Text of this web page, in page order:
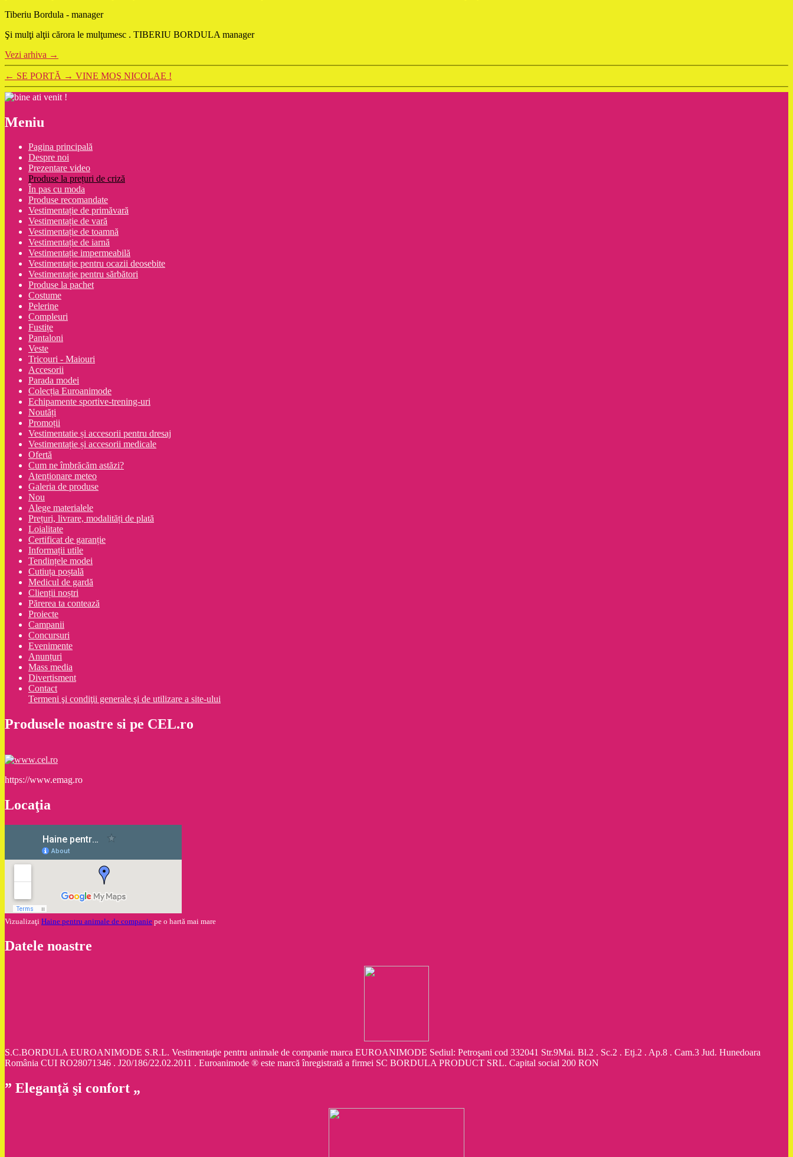
Tiberiu Bordula - manager
Şi mulţi alţii cărora le mulţumesc . TIBERIU BORDULA manager
Vezi arhiva →
← SE PORTĂ → VINE MOŞ NICOLAE !
Meniu
Pagina principală
Despre noi
Prezentare video
Produse la prețuri de criză
În pas cu moda
Produse recomandate
Vestimentație de primăvară
Vestimentație de vară
Vestimentație de toamnă
Vestimentație de iarnă
Vestimentație impermeabilă
Vestimentație pentru ocazii deosebite
Vestimentație pentru sărbători
Produse la pachet
Costume
Pelerine
Compleuri
Fustițe
Pantaloni
Veste
Tricouri - Maiouri
Accesorii
Parada modei
Colecția Euroanimode
Echipamente sportive-trening-uri
Noutăți
Promoții
Vestimentatie și accesorii pentru dresaj
Vestimentație și accesorii medicale
Ofertă
Cum ne îmbrăcăm astăzi?
Atenționare meteo
Galeria de produse
Nou
Alege materialele
Prețuri, livrare, modalități de plată
Loialitate
Certificat de garanție
Informații utile
Tendințele modei
Cutiuța poștală
Medicul de gardă
Clienții noștri
Părerea ta contează
Proiecte
Campanii
Concursuri
Evenimente
Anunțuri
Mass media
Divertisment
Contact
Termeni şi condiţii generale şi de utilizare a site-ului
Produsele noastre si pe CEL.ro
https://www.emag.ro
Locaţia
Vizualizaţi Haine pentru animale de companie pe o hartă mai mare
Datele noastre
S.C.BORDULA EUROANIMODE S.R.L. Vestimentaţie pentru animale de companie marca EUROANIMODE Sediul: Petroşani cod 332041 Str.9Mai. Bl.2 . Sc.2 . Etj.2 . Ap.8 . Cam.3 Jud. Hunedoara
România CUI RO28071346 . J20/186/22.02.2011 . Euroanimode ® este marcă înregistrată a firmei SC BORDULA PRODUCT SRL. Capital social 200 RON
” Eleganţă şi confort „